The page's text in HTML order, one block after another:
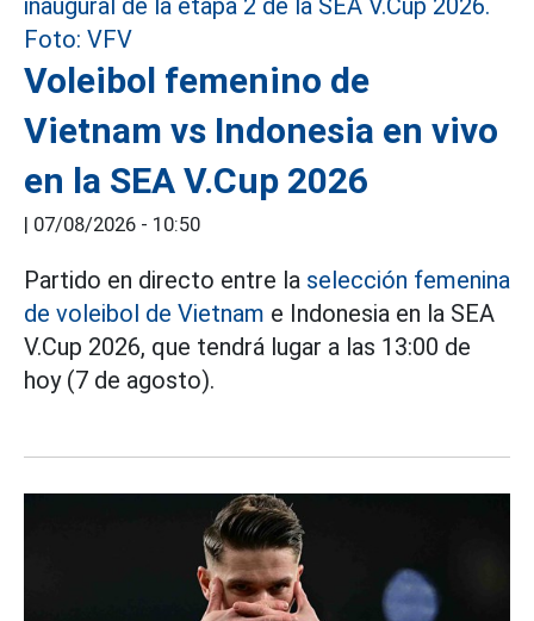
Voleibol femenino de
Vietnam vs Indonesia en vivo
en la SEA V.Cup 2026
| 07/08/2026 - 10:50
Partido en directo entre la selección femenina
de voleibol de Vietnam e Indonesia en la SEA
V.Cup 2026, que tendrá lugar a las 13:00 de
hoy (7 de agosto).